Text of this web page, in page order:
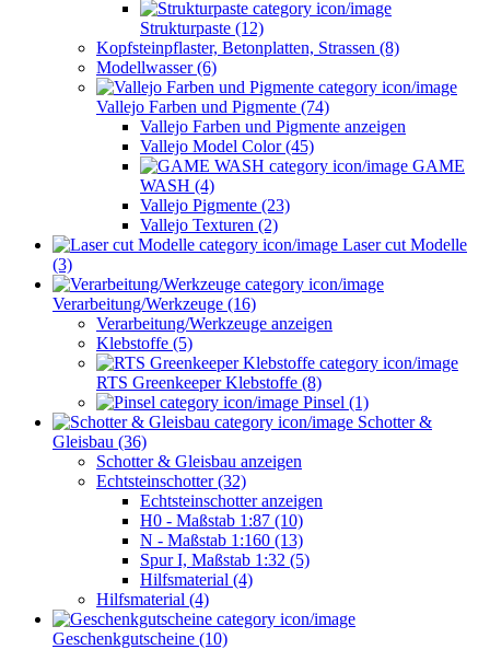
Strukturpaste (12)
Kopfsteinpflaster, Betonplatten, Strassen (8)
Modellwasser (6)
Vallejo Farben und Pigmente (74)
Vallejo Farben und Pigmente anzeigen
Vallejo Model Color (45)
GAME
WASH (4)
Vallejo Pigmente (23)
Vallejo Texturen (2)
Laser cut Modelle
(3)
Verarbeitung/Werkzeuge (16)
Verarbeitung/Werkzeuge anzeigen
Klebstoffe (5)
RTS Greenkeeper Klebstoffe (8)
Pinsel (1)
Schotter &
Gleisbau (36)
Schotter & Gleisbau anzeigen
Echtsteinschotter (32)
Echtsteinschotter anzeigen
H0 - Maßstab 1:87 (10)
N - Maßstab 1:160 (13)
Spur I, Maßstab 1:32 (5)
Hilfsmaterial (4)
Hilfsmaterial (4)
Geschenkgutscheine (10)